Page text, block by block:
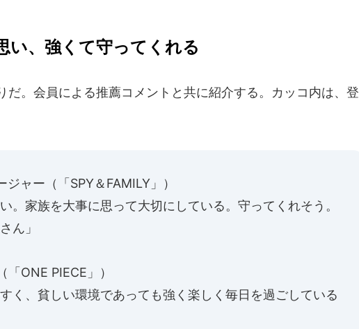
い、強くて守ってくれる
だ。会員による推薦コメントと共に紹介する。カッコ内は、登
ャー（「SPY＆FAMILY」）
。家族を大事に思って大切にしている。守ってくれそう。
ん」
ONE PIECE」）
すく、貧しい環境であっても強く楽しく毎日を過ごしている